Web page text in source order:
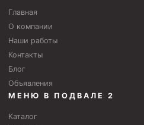
Главная
О компании
Наши работы
Контакты
Блог
Объявления
МЕНЮ В ПОДВАЛЕ 2
Каталог